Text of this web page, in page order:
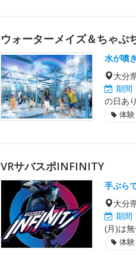
ウォーターメイズ＆ちゃぷ
水が噴
大分
期間
の日あ
体
VRサバスポINFINITY
手ぶら
大分
期間
(月)は
体